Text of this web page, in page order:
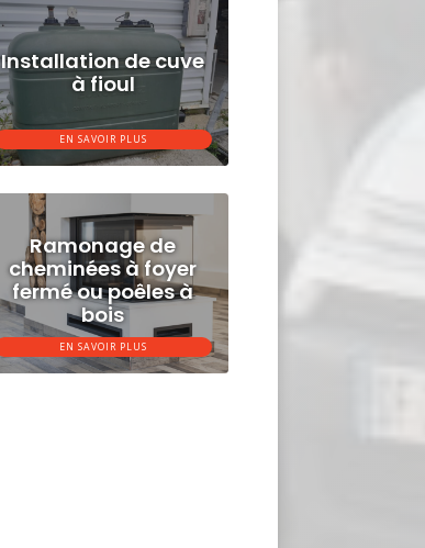
Installation de cuve
à fioul
EN SAVOIR PLUS
Ramonage de
cheminées à foyer
fermé ou poêles à
bois
EN SAVOIR PLUS